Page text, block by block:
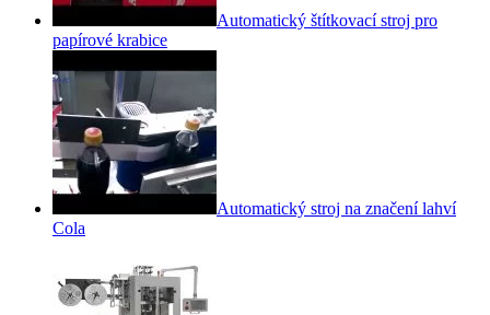
Automatický štítkovací stroj pro
papírové krabice
Automatický stroj na značení lahví
Cola